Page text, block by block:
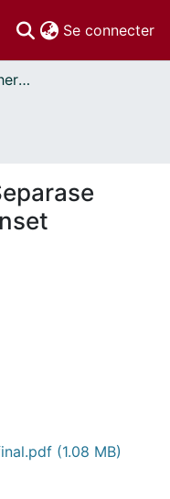
Se connecter
Vice-rectorat à la recherche // Office of the V-P, Research
(1.08 MB)